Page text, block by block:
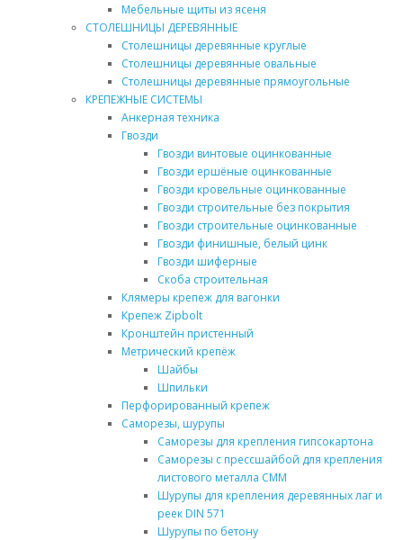
Мебельные щиты из ясеня
СТОЛЕШНИЦЫ ДЕРЕВЯННЫЕ
Столешницы деревянные круглые
Столешницы деревянные овальные
Столешницы деревянные прямоугольные
КРЕПЕЖНЫЕ СИСТЕМЫ
Анкерная техника
Гвозди
Гвозди винтовые оцинкованные
Гвозди ершёные оцинкованные
Гвозди кровельные оцинкованные
Гвозди строительные без покрытия
Гвозди строительные оцинкованные
Гвозди финишные, белый цинк
Гвозди шиферные
Скоба строительная
Клямеры крепеж для вагонки
Крепеж Zipbolt
Кронштейн пристенный
Метрический крепёж
Шайбы
Шпильки
Перфорированный крепеж
Саморезы, шурупы
Саморезы для крепления гипсокартона
Саморезы с прессшайбой для крепления
листового металла СММ
Шурупы для крепления деревянных лаг и
реек DIN 571
Шурупы по бетону